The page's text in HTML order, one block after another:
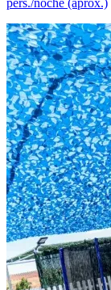
pers./noche (aprox.)